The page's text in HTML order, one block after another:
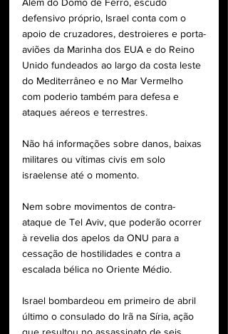
defensivo próprio, Israel conta com o
apoio de cruzadores, destroieres e porta-
aviões da Marinha dos EUA e do Reino
Unido fundeados ao largo da costa leste
do Mediterrâneo e no Mar Vermelho
com poderio também para defesa e
ataques aéreos e terrestres.
Não há informações sobre danos, baixas
militares ou vítimas civis em solo
israelense até o momento.
Nem sobre movimentos de contra-
ataque de Tel Aviv, que poderão ocorrer
à revelia dos apelos da ONU para a
cessação de hostilidades e contra a
escalada bélica no Oriente Médio.
Israel bombardeou em primeiro de abril
último o consulado do Irã na Síria, ação